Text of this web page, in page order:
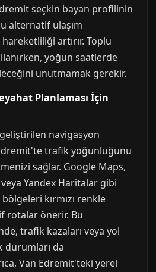
seçkin bayan profilinin
alternatif ulaşım
artırır. Toplu
yoğun saatlerde
unutmamak gerekir.
Planlaması İçin
navigasyon
trafik yoğunluğunu
sağlar. Google Maps,
Yandex Haritalar gibi
kırmızı renkle
rotalar önerir. Bu
trafik kazaları veya yol
durumları da
Van Edremit'teki yerel